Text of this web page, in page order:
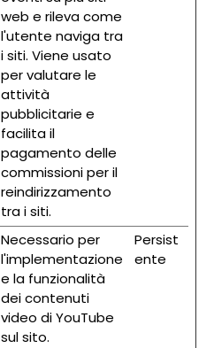
web e rileva come
l'utente naviga tra
i siti. Viene usato
per valutare le
attività
pubblicitarie e
facilita il
pagamento delle
commissioni per il
reindirizzamento
tra i siti.
Necessario per
l'implementazione
e la funzionalità
dei contenuti
video di YouTube
sul sito.
Persist
ente